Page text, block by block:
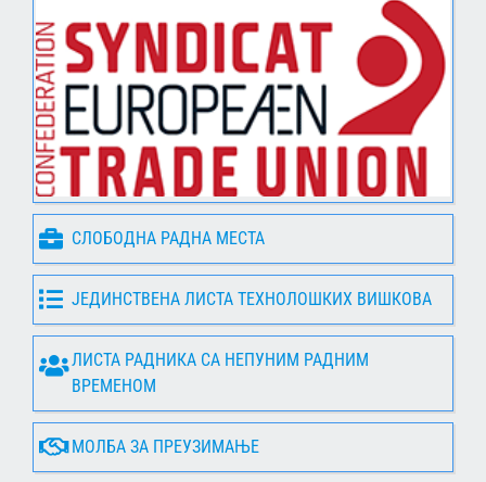
СЛОБОДНА РАДНА МЕСТА
ЈЕДИНСТВЕНА ЛИСТА ТЕХНОЛОШКИХ ВИШКОВА
ЛИСТА РАДНИКА СА НЕПУНИМ РАДНИМ
ВРЕМЕНОМ
МОЛБА ЗА ПРЕУЗИМАЊЕ